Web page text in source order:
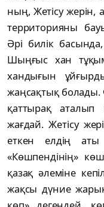
ның, Жетісу жерін,
территорияны
Әрі билік
Шыңғыс хан
хандығын
жаңсақтық
қаттырақ аталып
жағдай. Жетісу
еткен елдің
«Көшпендінің»
қазақ әлеміне
жақсы дүние